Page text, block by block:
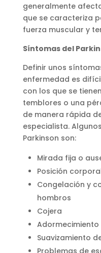
generalmente
que se caracteriza
fuerza muscular y
Síntomas del
Definir unos
enfermedad es
con los que se
temblores o una
de manera rápida
especialista.
Parkinson son:
Mirada fija o
Posición
Congelación y
hombros
Cojera
Suavizamiento
Problemas de